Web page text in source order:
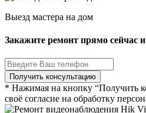
Выезд мастера на дом
Закажите ремонт прямо сейчас
* Нажимая на кнопку “Получить
своё согласие на обработку